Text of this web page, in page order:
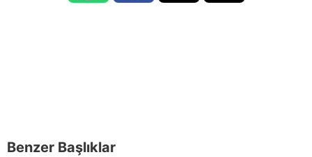
Benzer Başlıklar